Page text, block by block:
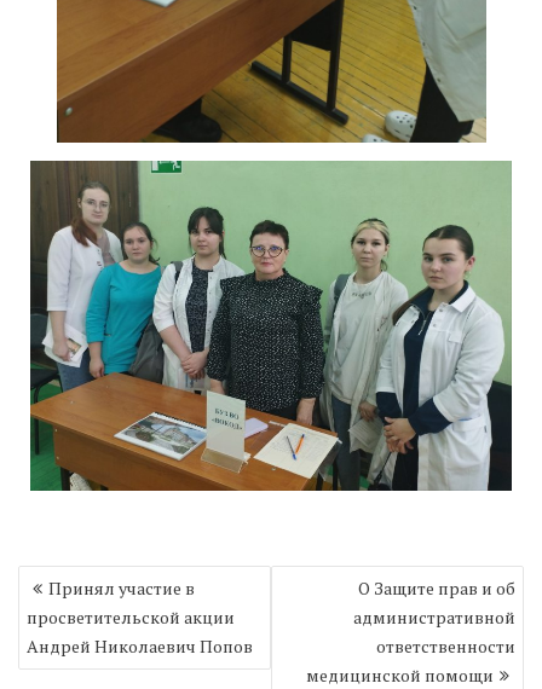
Навигация
записям
Принял участие в
просветительской акции
Андрей Николаевич Попов
О Защите прав и об
административной
ответственности
медицинской помощи